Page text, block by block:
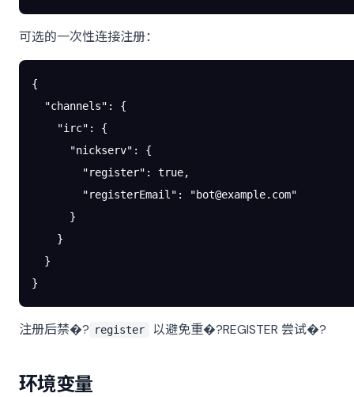
可选的一次性连接注册：
{
  "channels"
: {
    "irc"
: {
      "nickserv"
: {
        "register"
: true,
        "registerEmail"
: "bot@example.com"
      }
    }
  }
}
注册后禁�? register 以避免重�?REGISTER 尝试�?
环境变量